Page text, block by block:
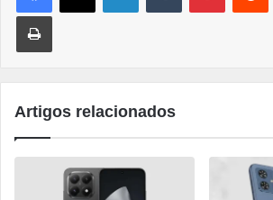
Imprimir
Artigos relacionados